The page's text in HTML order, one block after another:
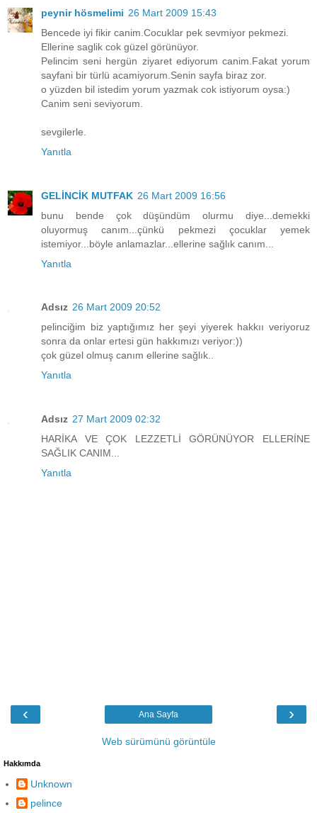
peynir hösmelimi 26 Mart 2009 15:43
Bencede iyi fikir canim.Cocuklar pek sevmiyor pekmezi.
Ellerine saglik cok güzel görünüyor.
Pelincim seni hergün ziyaret ediyorum canim.Fakat yorum
sayfani bir türlü acamiyorum.Senin sayfa biraz zor.
o yüzden bil istedim yorum yazmak cok istiyorum oysa:)
Canim seni seviyorum.
sevgilerle.
Yanıtla
GELİNCİK MUTFAK 26 Mart 2009 16:56
bunu bende çok düşündüm olurmu diye...demekki
oluyormuş canım...çünkü pekmezi çocuklar yemek
istemiyor...böyle anlamazlar...ellerine sağlık canım...
Yanıtla
Adsız 26 Mart 2009 20:52
pelinciğim biz yaptığımız her şeyi yiyerek hakkıı veriyoruz
sonra da onlar ertesi gün hakkımızı veriyor:))
çok güzel olmuş canım ellerine sağlık..
Yanıtla
Adsız 27 Mart 2009 02:32
HARİKA VE ÇOK LEZZETLİ GÖRÜNÜYOR ELLERİNE
SAĞLIK CANIM...
Yanıtla
‹ ›
Ana Sayfa
Web sürümünü görüntüle
Hakkımda
Unknown
pelince